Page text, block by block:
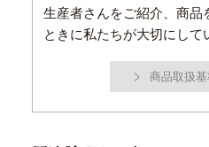
生産者さんをご紹介、商品
ときに私たちが大切にして
商品取扱